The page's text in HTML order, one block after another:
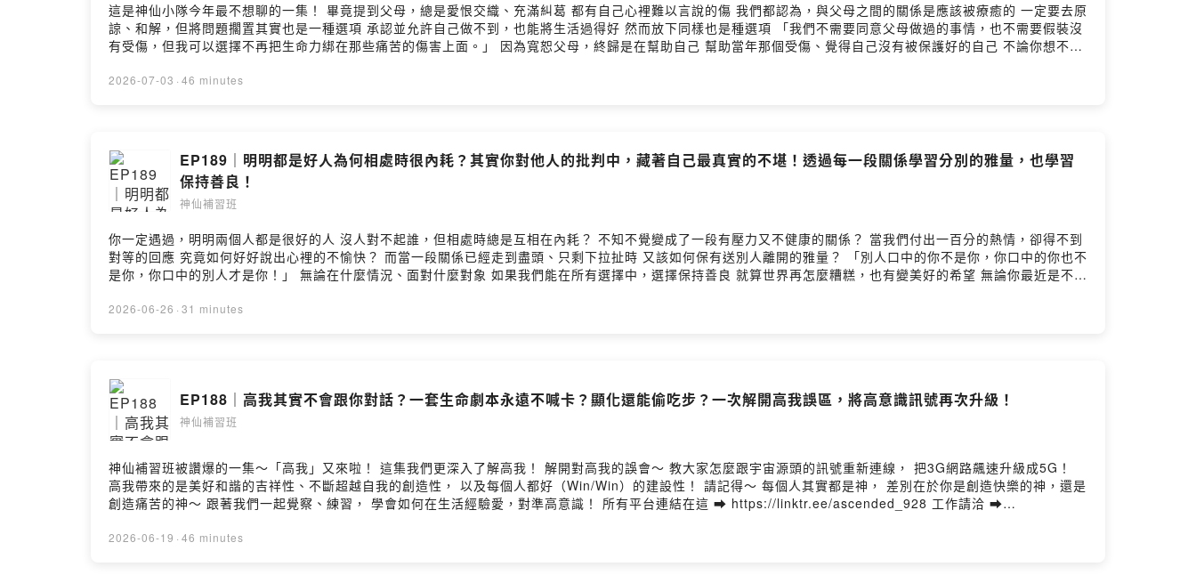
這是神仙小隊今年最不想聊的一集！ 畢竟提到父母，總是愛恨交織、充滿糾葛 都有自己心裡難以言說的傷 我們都認為，與父母之間的關係是應該被療癒的 一定要去原
諒、和解，但將問題擱置其實也是一種選項 承認並允許自己做不到，也能將生活過得好 然而放下同樣也是種選項 「我們不需要同意父母做過的事情，也不需要假裝沒
有受傷，但我可以選擇不再把生命力綁在那些痛苦的傷害上面。」 因為寬恕父母，終歸是在幫助自己 幫助當年那個受傷、覺得自己沒有被保護好的自己 不論你想不
要去找心理諮商或專業協助！ 祝福大家找到適合自己的方式，療癒自己💚 所有平台連結在這 👉🏻 https://linktr.ee/ascended_928 工作請洽 👉🏻
2026-07-03 · 46 minutes
EP189｜明明都是好人為何相處時很內耗？其實你對他人的批判中，藏著自己最真實的不堪！透過每一段關係學習分別的雅量，也學習
保持善良！
神仙補習班
你一定遇過，明明兩個人都是很好的人 沒人對不起誰，但相處時總是互相在內耗？ 不知不覺變成了一段有壓力又不健康的關係？ 當我們付出一百分的熱情，卻得不到
對等的回應 究竟如何好好說出心裡的不愉快？ 而當一段關係已經走到盡頭、只剩下拉扯時 又該如何保有送別人離開的雅量？ 「別人口中的你不是你，你口中的你也不
是你，你口中的別人才是你！」 無論在什麼情況、面對什麼對象 如果我們能在所有選擇中，選擇保持善良 就算世界再怎麼糟糕，也有變美好的希望 無論你最近是不是
https://linktr.ee/ascended_928 工作請洽 👉🏻 shensiantutoring@gmail.com --Hosting provided by SoundOn
2026-06-26 · 31 minutes
EP188｜高我其實不會跟你對話？一套生命劇本永遠不喊卡？顯化還能偷吃步？一次解開高我誤區，將高意識訊號再次升級！
神仙補習班
神仙補習班被讚爆的一集～「高我」又來啦！ 這集我們更深入了解高我！ 解開對高我的誤會～ 教大家怎麼跟宇宙源頭的訊號重新連線， 把3G網路飆速升級成5G！
高我帶來的是美好和諧的吉祥性、不斷超越自我的創造性， 以及每個人都好（Win/Win）的建設性！ 請記得～ 每個人其實都是神， 差別在於你是創造快樂的神，還是
創造痛苦的神～ 跟著我們一起覺察、練習， 學會如何在生活經驗愛，對準高意識！ 所有平台連結在這 ➡️ https://linktr.ee/ascended_928 工作請洽 ➡️
2026-06-19 · 46 minutes